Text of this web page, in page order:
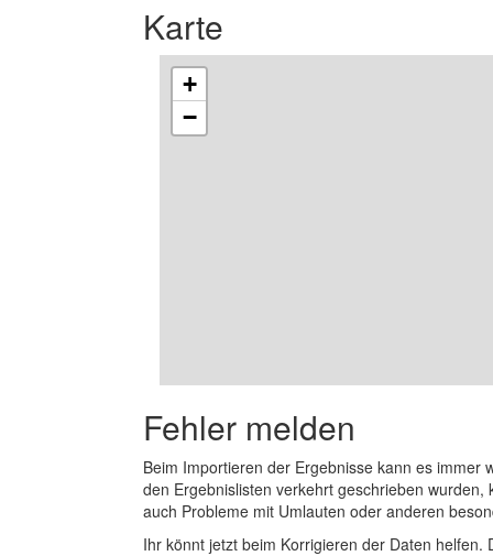
Karte
+
−
Fehler melden
Beim Importieren der Ergebnisse kann es
den Ergebnislisten verkehrt geschrieben
auch Probleme mit Umlauten oder anderen
Ihr könnt jetzt beim Korrigieren der Daten